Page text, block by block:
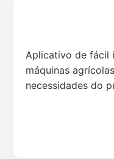
Aplicativo de fácil
máquinas
necessidades do